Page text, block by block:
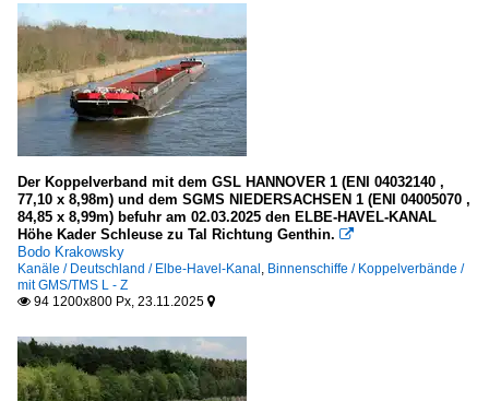
Der Koppelverband mit dem GSL HANNOVER 1 (ENI 04032140 ,
77,10 x 8,98m) und dem SGMS NIEDERSACHSEN 1 (ENI 04005070 ,
84,85 x 8,99m) befuhr am 02.03.2025 den ELBE-HAVEL-KANAL
Höhe Kader Schleuse zu Tal Richtung Genthin. 
Bodo Krakowsky
Kanäle / Deutschland / Elbe-Havel-Kanal Binnenschiffe / Koppelverbände /
mit GMS/TMS L - Z
 94 1200x800 Px, 23.11.2025 